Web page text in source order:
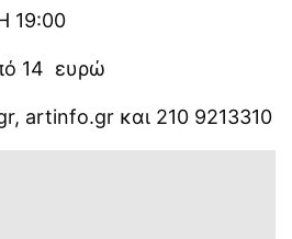
19:00
14 ευρώ
artinfo.gr και 210 9213310